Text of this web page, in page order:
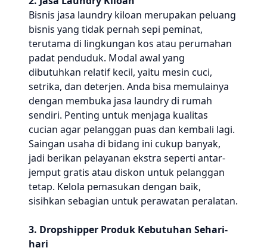
Bisnis jasa laundry kiloan merupakan peluang
bisnis yang tidak pernah sepi peminat,
terutama di lingkungan kos atau perumahan
padat penduduk. Modal awal yang
dibutuhkan relatif kecil, yaitu mesin cuci,
setrika, dan deterjen. Anda bisa memulainya
dengan membuka jasa laundry di rumah
sendiri. Penting untuk menjaga kualitas
cucian agar pelanggan puas dan kembali lagi.
Saingan usaha di bidang ini cukup banyak,
jadi berikan pelayanan ekstra seperti antar-
jemput gratis atau diskon untuk pelanggan
tetap. Kelola pemasukan dengan baik,
sisihkan sebagian untuk perawatan peralatan.
3. Dropshipper Produk Kebutuhan Sehari-
hari